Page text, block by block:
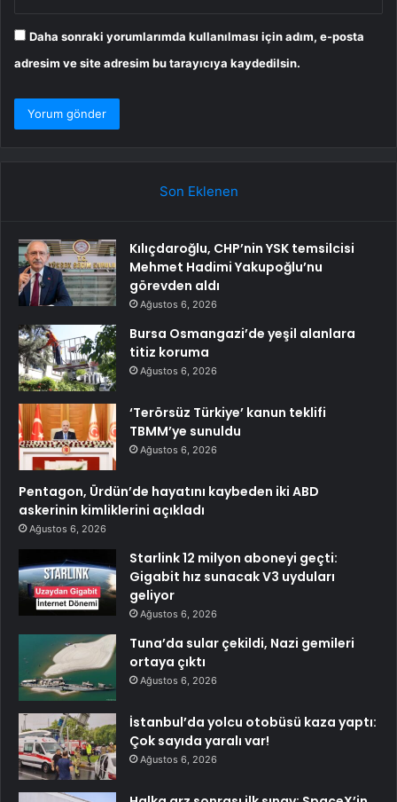
Daha sonraki yorumlarımda kullanılması için adım, e-posta
adresim ve site adresim bu tarayıcıya kaydedilsin.
Son Eklenen
Kılıçdaroğlu, CHP’nin YSK temsilcisi
Mehmet Hadimi Yakupoğlu’nu
görevden aldı
Ağustos 6, 2026
Bursa Osmangazi’de yeşil alanlara
titiz koruma
Ağustos 6, 2026
‘Terörsüz Türkiye’ kanun teklifi
TBMM’ye sunuldu
Ağustos 6, 2026
Pentagon, Ürdün’de hayatını kaybeden iki ABD
askerinin kimliklerini açıkladı
Ağustos 6, 2026
Starlink 12 milyon aboneyi geçti:
Gigabit hız sunacak V3 uyduları
geliyor
Ağustos 6, 2026
Tuna’da sular çekildi, Nazi gemileri
ortaya çıktı
Ağustos 6, 2026
İstanbul’da yolcu otobüsü kaza yaptı:
Çok sayıda yaralı var!
Ağustos 6, 2026